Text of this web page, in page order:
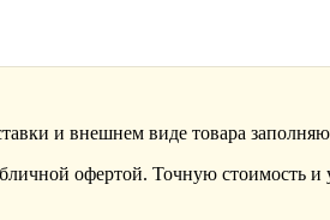
и внешнем виде товара
офертой. Точную стоимость и